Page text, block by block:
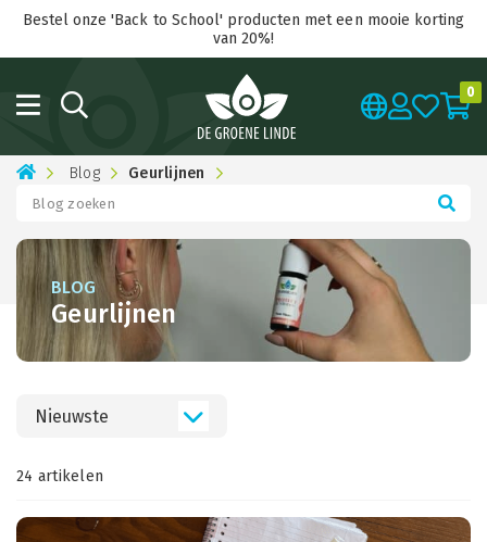
Bestel onze 'Back to School' producten met een mooie korting
van 20%!
0
Blog Geurlijnen
BLOG
Geurlijnen
24 artikelen
Nieuwste